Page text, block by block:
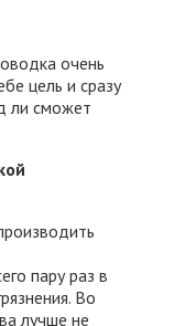
очень
цель и сразу
ли сможет
пару раз в
Во
лучше не